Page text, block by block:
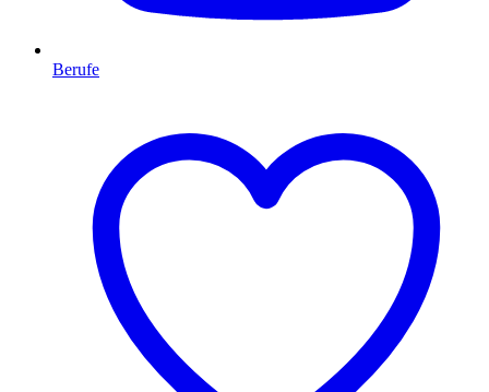
Berufe